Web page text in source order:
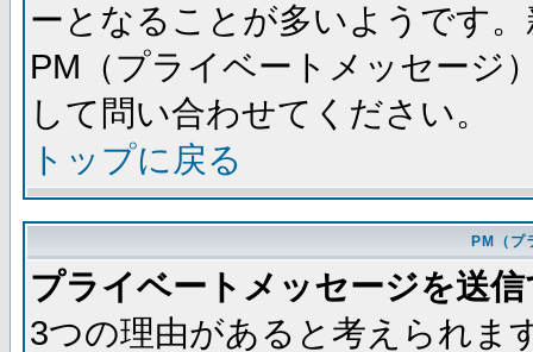
ーとなることが多いようです
PM（プライベートメッセージ
して問い合わせてください。
トップに戻る
PM（プ
プライベートメッセージを送
3つの理由があると考えられま